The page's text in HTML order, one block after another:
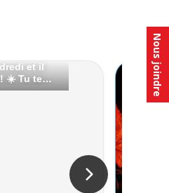
Nous joindre